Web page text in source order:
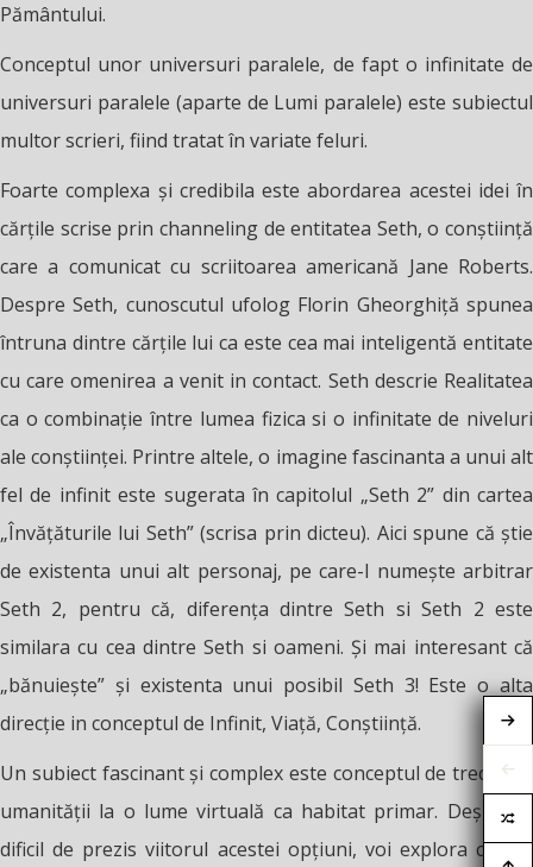
Pământului.
Conceptul unor universuri paralele, de fapt o infinitate de
universuri paralele (aparte de Lumi paralele) este subiectul
multor scrieri, fiind tratat în variate feluri.
Foarte complexa și credibila este abordarea acestei idei în
cărțile scrise prin channeling de entitatea Seth, o conștiință
care a comunicat cu scriitoarea americană Jane Roberts.
Despre Seth, cunoscutul ufolog Florin Gheorghiță spunea
întruna dintre cărțile lui ca este cea mai inteligentă entitate
cu care omenirea a venit in contact. Seth descrie Realitatea
ca o combinație între lumea fizica si o infinitate de niveluri
ale conștiinței. Printre altele, o imagine fascinanta a unui alt
fel de infinit este sugerata în capitolul „Seth 2” din cartea
„Învățăturile lui Seth” (scrisa prin dicteu). Aici spune că știe
de existenta unui alt personaj, pe care-l numește arbitrar
Seth 2, pentru că, diferența dintre Seth si Seth 2 este
similara cu cea dintre Seth si oameni. Și mai interesant că
„bănuiește” și existenta unui posibil Seth 3! Este o alta
direcție in conceptul de Infinit, Viață, Conștiință.
Un subiect fascinant și complex este conceptul de trecere a
umanității la o lume virtuală ca habitat primar. Deși este
dificil de prezis viitorul acestei opțiuni, voi explora câteva